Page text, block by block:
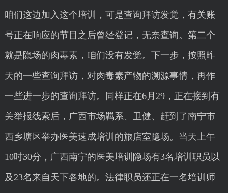
咱们这边加入这个培训，可是查询拜访发觉，有关账
号正在响应的节目之后曾经登记，无奈查询。第二个
就是隐场的肉毒素，咱们没有发觉。下一步，按照昨
天的一些查询拜访，对肉毒素产物的溯源事情，再作
一些进一步的查询拜访。同样正在6月29，正在接到有
关举报线索后，广西市场羁系、卫健、赶到了南宁市
西乡塘区举办医美速成培训的旅店室隐场。当天上午
10时30分，广西南宁的医美培训隐场有3名培训职员以
及23名来自天下各地的。法律职员还正在一名培训师